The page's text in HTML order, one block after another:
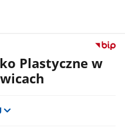
Przejdź
do
Plastyczne w